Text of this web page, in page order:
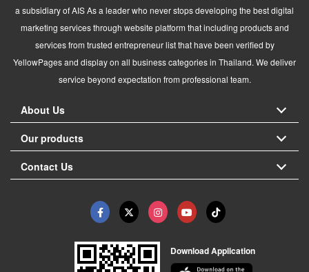
a subsidiary of AIS As a leader who never stops developing the best digital
marketing services through website platform that including products and
services from trusted entrepreneur list that have been verified by
YellowPages and display on all business categories in Thailand. We deliver
service beyond expectation from professional team.
About Us
Our products
Contact Us
Download Application